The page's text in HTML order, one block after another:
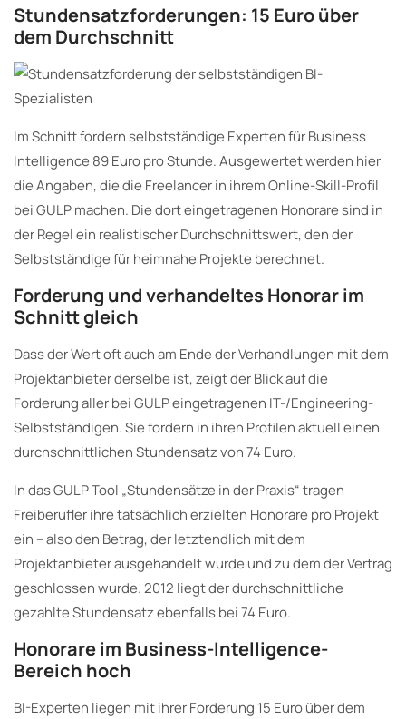
Stundensatzforderungen: 15 Euro über
dem Durchschnitt
Im Schnitt fordern selbstständige Experten für Business
Intelligence 89 Euro pro Stunde. Ausgewertet werden hier
die Angaben, die die Freelancer in ihrem Online-Skill-Profil
bei GULP machen. Die dort eingetragenen Honorare sind in
der Regel ein realistischer Durchschnittswert, den der
Selbstständige für heimnahe Projekte berechnet.
Forderung und verhandeltes Honorar im
Schnitt gleich
Dass der Wert oft auch am Ende der Verhandlungen mit dem
Projektanbieter derselbe ist, zeigt der Blick auf die
Forderung aller bei GULP eingetragenen IT-/Engineering-
Selbstständigen. Sie fordern in ihren Profilen aktuell einen
durchschnittlichen Stundensatz von 74 Euro.
In das GULP Tool „Stundensätze in der Praxis“ tragen
Freiberufler ihre tatsächlich erzielten Honorare pro Projekt
ein – also den Betrag, der letztendlich mit dem
Projektanbieter ausgehandelt wurde und zu dem der Vertrag
geschlossen wurde. 2012 liegt der durchschnittliche
gezahlte Stundensatz ebenfalls bei 74 Euro.
Honorare im Business-Intelligence-
Bereich hoch
BI-Experten liegen mit ihrer Forderung 15 Euro über dem